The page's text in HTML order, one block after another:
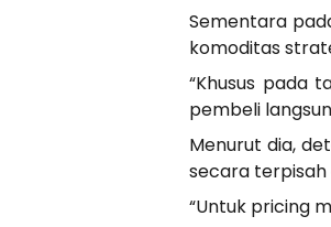
Sementara
komoditas
“Khusus pada
pembeli
Menurut dia,
secara terpisah
“Untuk pricing